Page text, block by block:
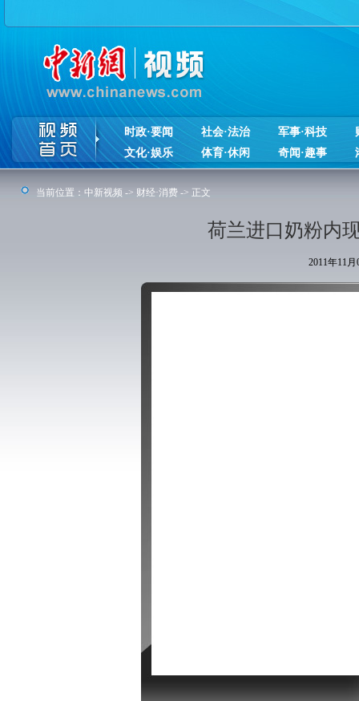
时政·要闻 社会·法治 军事·科技
文化·娱乐
体育·休闲 奇闻·趣事
当前位置： 中新视频 -> 财经·消费 -> 正文
荷兰进口奶粉内
2011年11